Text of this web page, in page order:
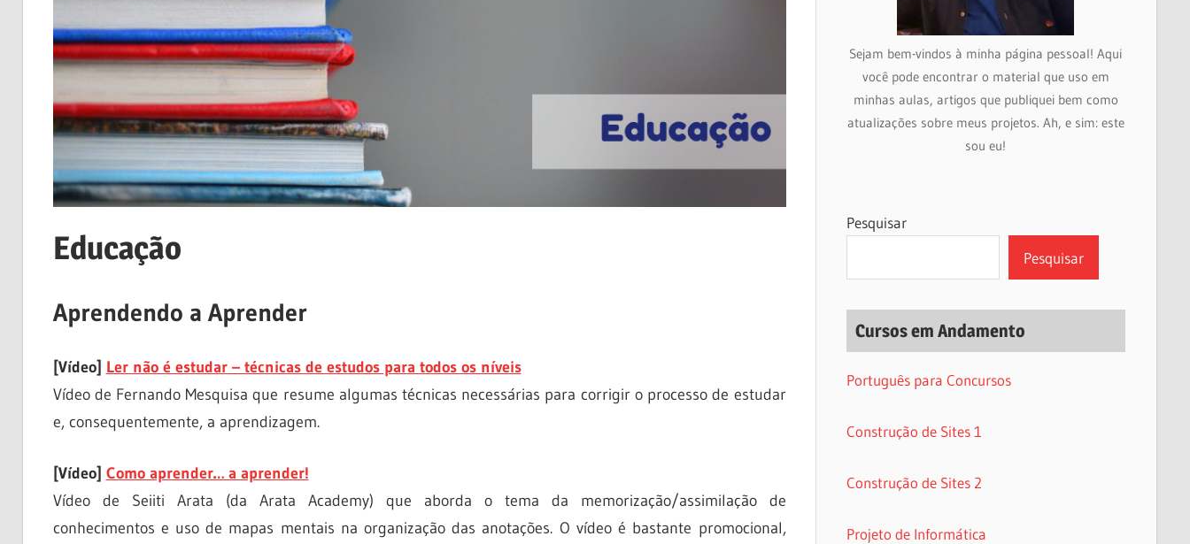
Educação
Aprendendo a Aprender
[Vídeo] Ler não é estudar – técnicas de estudos para todos os níveis
Vídeo de Fernando Mesquisa que resume algumas técnicas necessárias para corrigir o processo de estudar
e, consequentemente, a aprendizagem.
[Vídeo] Como aprender… a aprender!
Vídeo de Seiiti Arata (da Arata Academy) que aborda o tema da memorização/assimilação de
conhecimentos e uso de mapas mentais na organização das anotações. O vídeo é bastante promocional,
Sejam bem-vindos à minha página pessoal! Aqui
você pode encontrar o material que uso em
minhas aulas, artigos que publiquei bem como
atualizações sobre meus projetos. Ah, e sim: este
sou eu!
Pesquisar
Pesquisar
Cursos em Andamento
Português para Concursos
Construção de Sites 1
Construção de Sites 2
Projeto de Informática